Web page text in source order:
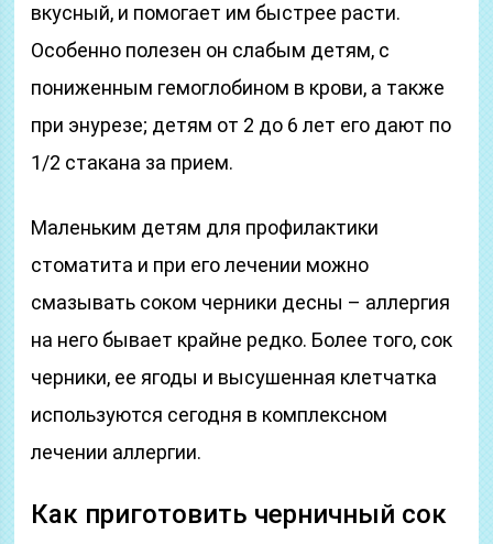
вкусный, и помогает им быстрее расти.
Особенно полезен он слабым детям, с
пониженным гемоглобином в крови, а также
при энурезе; детям от 2 до 6 лет его дают по
1/2 стакана за прием.
Маленьким детям для профилактики
стоматита и при его лечении можно
смазывать соком черники десны – аллергия
на него бывает крайне редко. Более того, сок
черники, ее ягоды и высушенная клетчатка
используются сегодня в комплексном
лечении аллергии.
Как приготовить черничный сок